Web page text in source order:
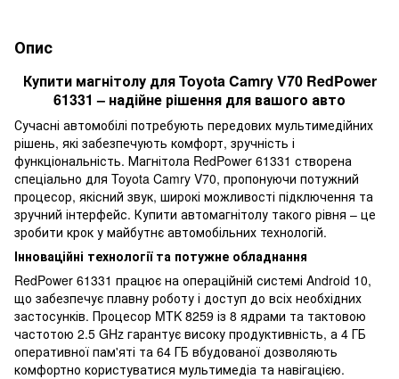
Опис
Купити магнітолу для Toyota Camry V70 RedPower
61331 – надійне рішення для вашого авто
Сучасні автомобілі потребують передових мультимедійних
рішень, які забезпечують комфорт, зручність і
функціональність. Магнітола RedPower 61331 створена
спеціально для Toyota Camry V70, пропонуючи потужний
процесор, якісний звук, широкі можливості підключення та
зручний інтерфейс. Купити автомагнітолу такого рівня – це
зробити крок у майбутнє автомобільних технологій.
Інноваційні технології та потужне обладнання
RedPower 61331 працює на операційній системі Android 10,
що забезпечує плавну роботу і доступ до всіх необхідних
застосунків. Процесор MTK 8259 із 8 ядрами та тактовою
частотою 2.5 GHz гарантує високу продуктивність, а 4 ГБ
оперативної пам'яті та 64 ГБ вбудованої дозволяють
комфортно користуватися мультимедіа та навігацією.